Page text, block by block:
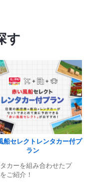
す
船セレクトレンタカー付プ
ラン
カーを組み合わせたプ
ご紹介！